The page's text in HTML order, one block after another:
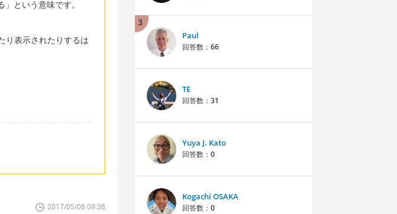
という意味です。
表示されたりするは
2017/05/08 09:38
3
Paul
回答数： 66
TE
回答数： 31
Yuya J. Kato
回答数： 0
Kogachi OSAKA
回答数： 0